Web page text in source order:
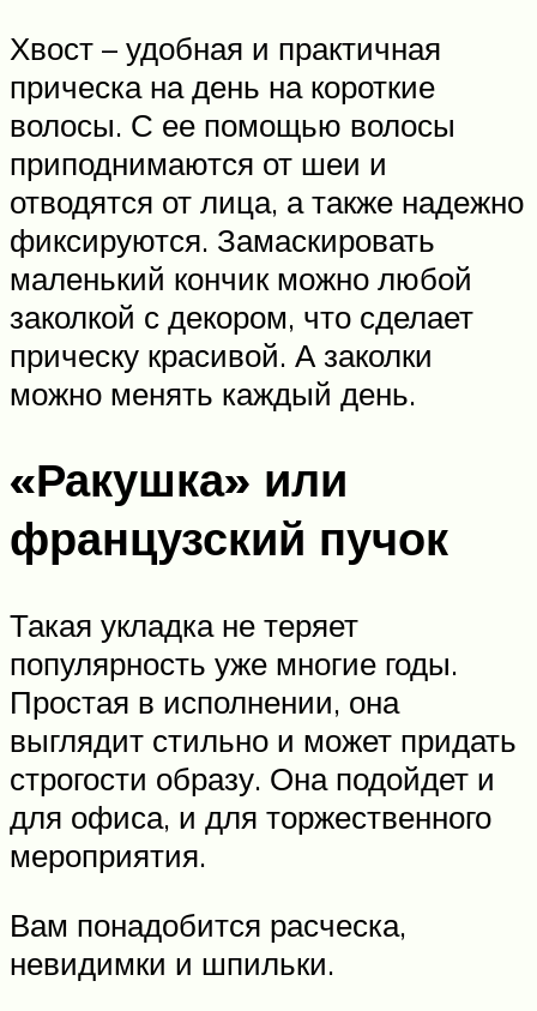
Хвост – удобная и практичная
прическа на день на короткие
волосы. С ее помощью волосы
приподнимаются от шеи и
отводятся от лица, а также надежно
фиксируются. Замаскировать
маленький кончик можно любой
заколкой с декором, что сделает
прическу красивой. А заколки
можно менять каждый день.
«Ракушка» или
французский пучок
Такая укладка не теряет
популярность уже многие годы.
Простая в исполнении, она
выглядит стильно и может придать
строгости образу. Она подойдет и
для офиса, и для торжественного
мероприятия.
Вам понадобится расческа,
невидимки и шпильки.